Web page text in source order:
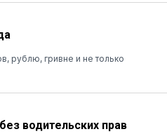
рублю, гривне и не только
водительских прав